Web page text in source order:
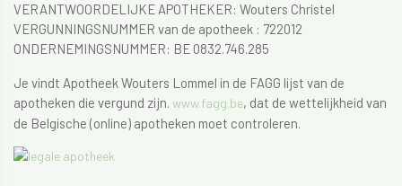
VERANTWOORDELIJKE APOTHEKER: Wouters Christel
VERGUNNINGSNUMMER van de apotheek : 722012
ONDERNEMINGSNUMMER: BE 0832.746.285
Je vindt Apotheek Wouters Lommel in de FAGG lijst van de
apotheken die vergund zijn. www.fagg.be, dat de wettelijkheid van
de Belgische (online) apotheken moet controleren.​​​​​​​